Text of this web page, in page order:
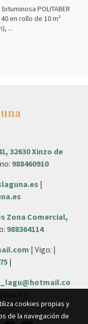
bituminosa POLITABER
40 en rollo de 10 m²
...
32630 Xinzo de
988460910
|
Zona Comercial,
988364114
| Vigo: |
|
cookies propias y
de la navegación de